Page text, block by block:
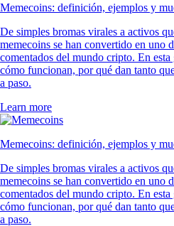
Memecoins: definición, ejemplos y
De simples bromas virales a activos
memecoins se han convertido en uno
comentados del mundo cripto. En
cómo funcionan, por qué dan tanto
a paso.
Learn more
Memecoins: definición, ejemplos y
De simples bromas virales a activos
memecoins se han convertido en uno
comentados del mundo cripto. En
cómo funcionan, por qué dan tanto
a paso.